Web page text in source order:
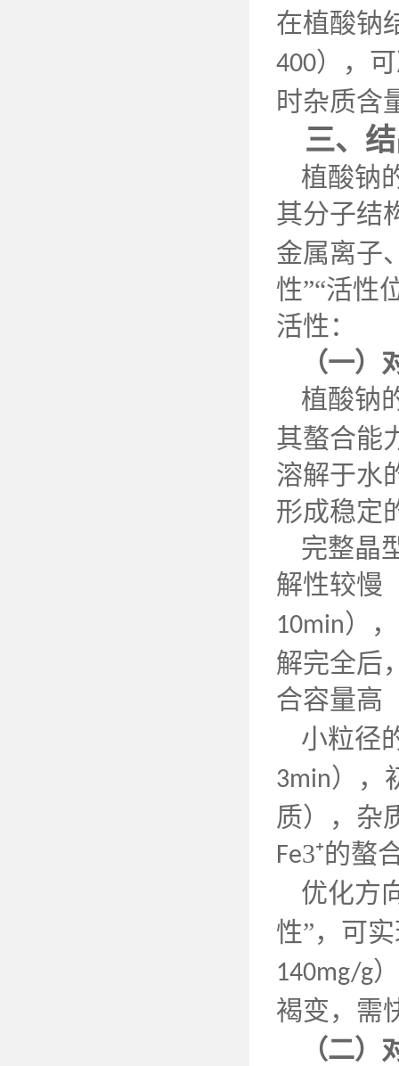
在植酸钠
400），
时杂质含
三、
植酸钠
其分子结
金属离子
性”“活性
活性：
（一
植酸钠
其螯合能
溶解于水
形成稳定
完整晶
解性较慢
10min）
解完全后
合容量高
小粒径
3min），
质），杂
Fe3⁺的螯
优化方
性”，可
140mg/g
褐变，需
（二